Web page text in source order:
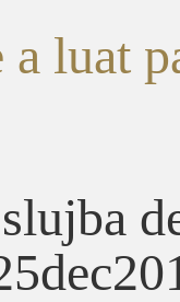
a luat